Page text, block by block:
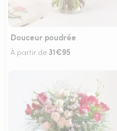
Douceur poudrée
À partir de 31€95